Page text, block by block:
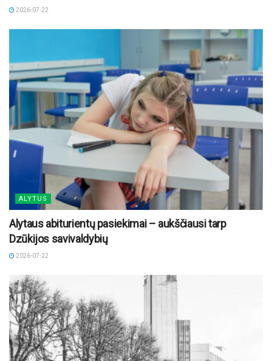
2026-07-22
ALYTUS
Alytaus abiturientų pasiekimai – aukščiausi tarp
Dzūkijos savivaldybių
2026-07-22